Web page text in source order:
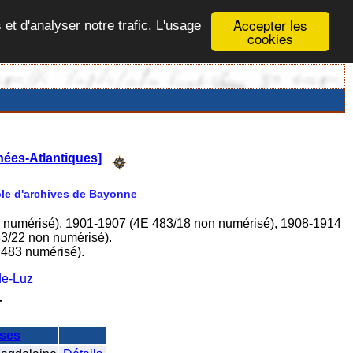
Accepter les
cookies
d'analyser notre trafic. L'usage
Atlantiques]
d'archives de Bayonne
1901-1907 (4E 483/18 non numérisé), 1908-1914
22 non numérisé).
numérisé).
Luz